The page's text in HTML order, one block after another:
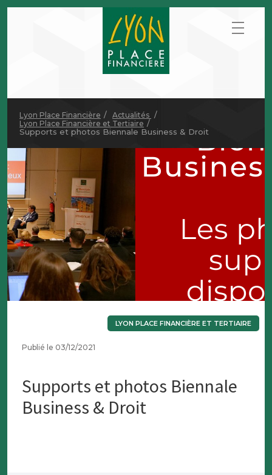
Lyon Place Financière
Actualités
Lyon Place Financière et Tertiaire
Supports et photos Biennale Business & Droit
LYON PLACE FINANCIÈRE ET TERTIAIRE
Publié le 03/12/2021
Supports et photos Biennale
Business & Droit